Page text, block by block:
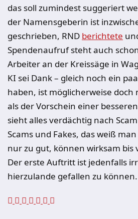
das soll zumindest suggeriert
der Namensgeberin ist
geschrieben, RND berichtete
Spendenaufruf steht auch
Arbeiter an der Kreissäge in
KI sei Dank– gleich noch ein
haben, ist möglicherweise doch
als der Vorschein einer
sieht alles verdächtig nach
Scams und Fakes, das weiß
nur zu gut, können wirksam bis
Der erste Auftritt ist jedenfalls
hierzulande gefallen zu können.